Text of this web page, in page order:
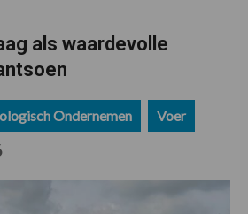
als waardevolle
Ondernemen Voer